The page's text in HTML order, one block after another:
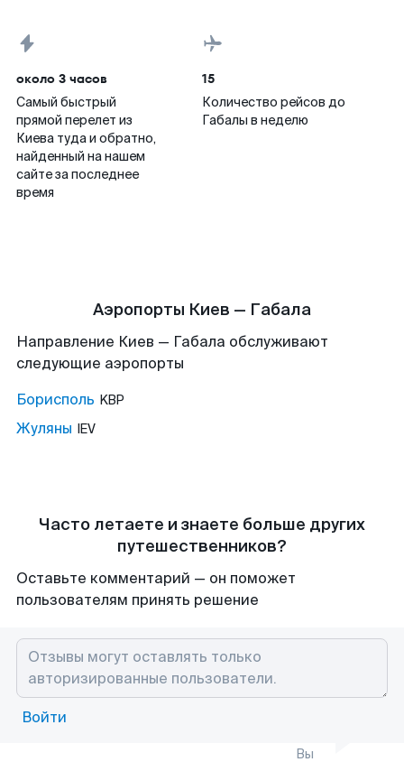
около 3 часов
Самый быстрый
прямой перелет из
Киева туда и обратно,
найденный на нашем
сайте за последнее
время
15
Количество рейсов до
Габалы в неделю
Аэропорты Киев — Габала
Направление Киев — Габала обслуживают
следующие аэропорты
Борисполь KBP
Жуляны IEV
Часто летаете и знаете больше других
путешественников?
Оставьте комментарий — он поможет
пользователям принять решение
Войти
Вы